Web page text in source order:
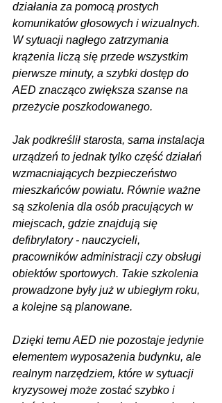
działania za pomocą prostych
komunikatów głosowych i wizualnych.
W sytuacji nagłego zatrzymania
krążenia liczą się przede wszystkim
pierwsze minuty, a szybki dostęp do
AED znacząco zwiększa szanse na
przeżycie poszkodowanego.
Jak podkreślił starosta, sama instalacja
urządzeń to jednak tylko część działań
wzmacniających bezpieczeństwo
mieszkańców powiatu. Równie ważne
są szkolenia dla osób pracujących w
miejscach, gdzie znajdują się
defibrylatory - nauczycieli,
pracowników administracji czy obsługi
obiektów sportowych. Takie szkolenia
prowadzone były już w ubiegłym roku,
a kolejne są planowane.
Dzięki temu AED nie pozostaje jedynie
elementem wyposażenia budynku, ale
realnym narzędziem, które w sytuacji
kryzysowej może zostać szybko i